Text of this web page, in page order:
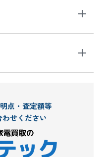
点・査定額等
せください